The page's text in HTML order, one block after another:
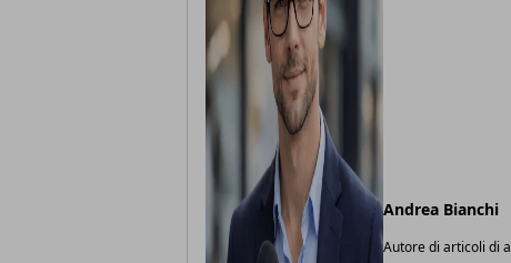
Andrea Bianchi
Autore di articoli di